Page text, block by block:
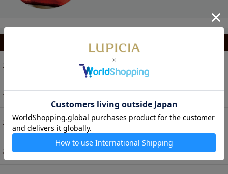
お茶
ギフト
お菓子・食品・飲料
お買い得商品